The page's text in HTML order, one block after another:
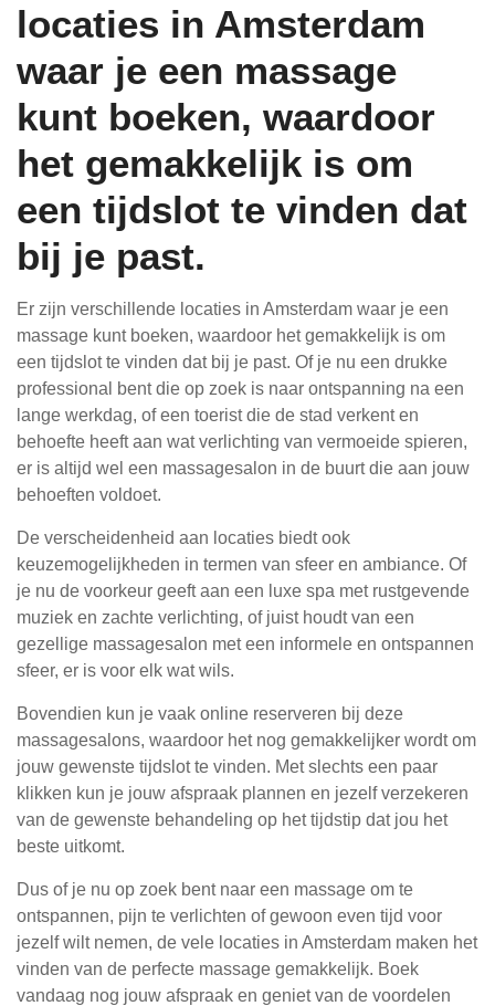
locaties in Amsterdam
waar je een massage
kunt boeken, waardoor
het gemakkelijk is om
een tijdslot te vinden dat
bij je past.
Er zijn verschillende locaties in Amsterdam waar je een
massage kunt boeken, waardoor het gemakkelijk is om
een tijdslot te vinden dat bij je past. Of je nu een drukke
professional bent die op zoek is naar ontspanning na een
lange werkdag, of een toerist die de stad verkent en
behoefte heeft aan wat verlichting van vermoeide spieren,
er is altijd wel een massagesalon in de buurt die aan jouw
behoeften voldoet.
De verscheidenheid aan locaties biedt ook
keuzemogelijkheden in termen van sfeer en ambiance. Of
je nu de voorkeur geeft aan een luxe spa met rustgevende
muziek en zachte verlichting, of juist houdt van een
gezellige massagesalon met een informele en ontspannen
sfeer, er is voor elk wat wils.
Bovendien kun je vaak online reserveren bij deze
massagesalons, waardoor het nog gemakkelijker wordt om
jouw gewenste tijdslot te vinden. Met slechts een paar
klikken kun je jouw afspraak plannen en jezelf verzekeren
van de gewenste behandeling op het tijdstip dat jou het
beste uitkomt.
Dus of je nu op zoek bent naar een massage om te
ontspannen, pijn te verlichten of gewoon even tijd voor
jezelf wilt nemen, de vele locaties in Amsterdam maken het
vinden van de perfecte massage gemakkelijk. Boek
vandaag nog jouw afspraak en geniet van de voordelen